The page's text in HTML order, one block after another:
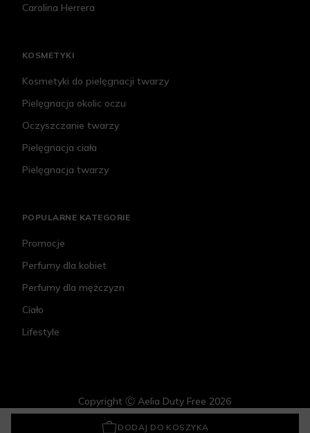
DODAJ DO KOSZYKA
Jean Paul Gaultier Miniature Set
Carolina Herrera
KOSMETYKI
Kosmetyki do pielęgnacji twarzy
Pielęgnacja okolic oczu
Oczyszczanie twarzy
Pielęgnacja ciała
Pielęgnacja twarzy
POPULARNE KATEGORIE
Promocje
Perfumy dla kobiet
Perfumy dla mężczyzn
Ciało
Lifestyle
Copyright Ⓒ Aelia Duty Free 2026